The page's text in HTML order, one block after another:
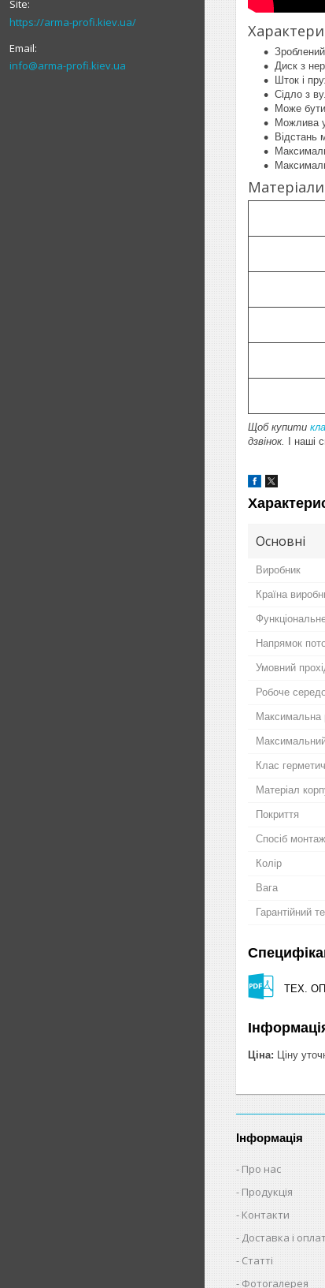
https://arma-profi.kiev.ua/
info@arma-profi.kiev.ua
Диск з
Шток і
Сідло з
Може
Можлива
Відстань
Щоб купити
дзвінок.
І
Основні
Виробник
Країна
Напрямок
Умовний
Робоче
Максимальна
Клас
Матеріал
Покриття
Спосіб
Колір
Вага
Гарантійний
ТЕХ.
Ціна: Ціну
Інформація
Про нас
Продукція
Контакти
Доставка і
Статті
Фотогалерея